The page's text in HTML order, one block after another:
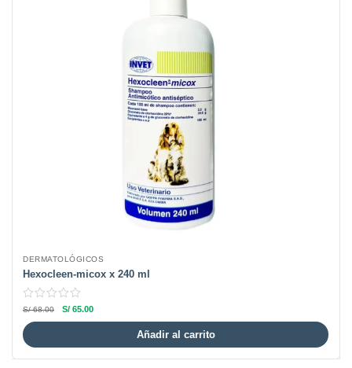
DERMATOLÓGICOS
Hexocleen-micox x 240 ml
S/68.00 S/ 65.00
Añadir al carrito